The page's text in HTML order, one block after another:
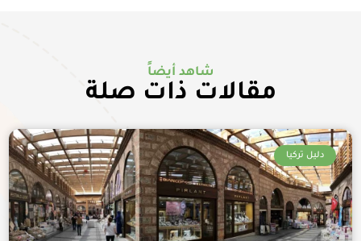
شاهد أيضاً
مقالات ذات صلة
دليل تركيا